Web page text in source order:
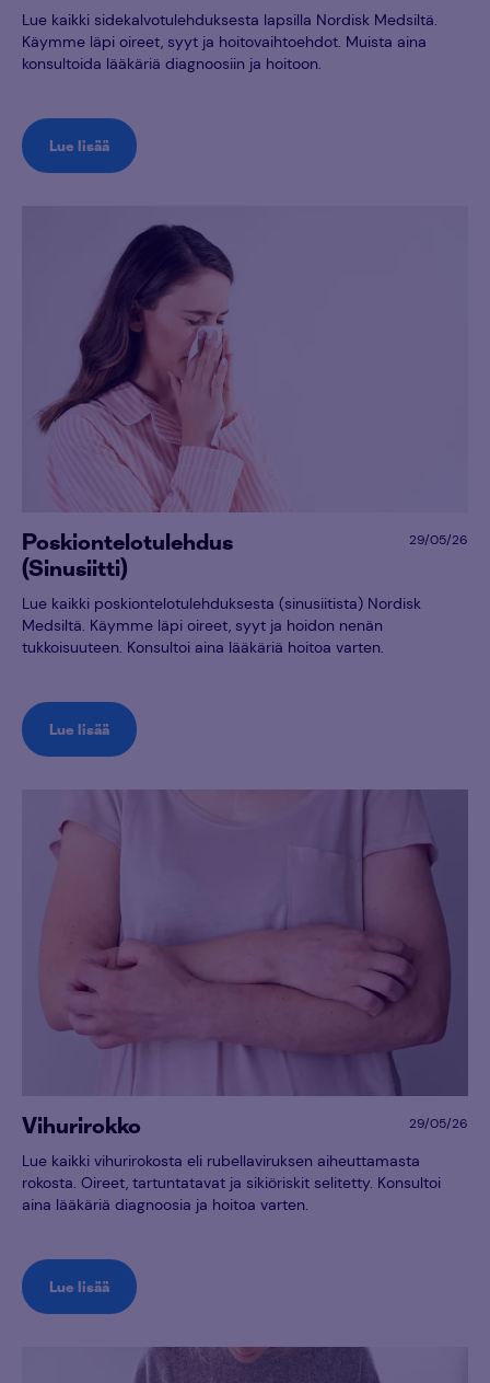
Lue kaikki sidekalvotulehduksesta lapsilla Nordisk Medsiltä.
Käymme läpi oireet, syyt ja hoitovaihtoehdot. Muista aina
konsultoida lääkäriä diagnoosiin ja hoitoon.
Lue lisää
Poskiontelotulehdus
(Sinusiitti)
29/05/26
Lue kaikki poskiontelotulehduksesta (sinusiitista) Nordisk
Medsiltä. Käymme läpi oireet, syyt ja hoidon nenän
tukkoisuuteen. Konsultoi aina lääkäriä hoitoa varten.
Lue lisää
Vihurirokko 29/05/26
Lue kaikki vihurirokosta eli rubellaviruksen aiheuttamasta
rokosta. Oireet, tartuntatavat ja sikiöriskit selitetty. Konsultoi
aina lääkäriä diagnoosia ja hoitoa varten.
Lue lisää